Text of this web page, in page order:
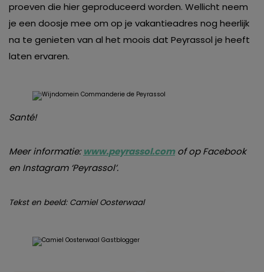
proeven die hier geproduceerd worden. Wellicht neem
je een doosje mee om op je vakantieadres nog heerlijk
na te genieten van al het moois dat Peyrassol je heeft
laten ervaren.
Santé!
Meer informatie:www.peyrassol.comof op Facebook
en Instagram ‘Peyrassol’.
Tekst en beeld: Camiel Oosterwaal